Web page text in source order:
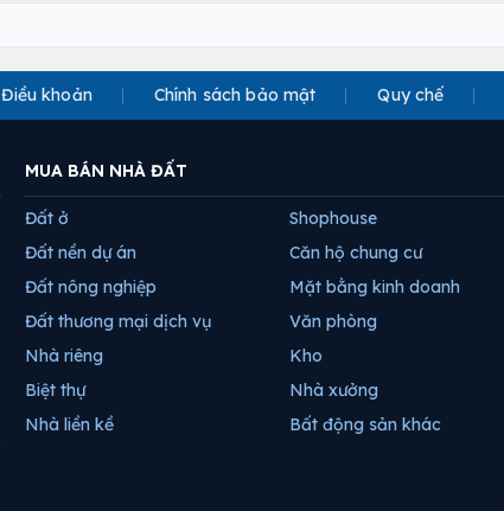
Điều khoản Chính sách bảo mật Quy chế
MUA BÁN NHÀ ĐẤT
Đất ở
Đất nền dự án
Đất nông nghiệp
Đất thương mại dịch vụ
Nhà riêng
Biệt thự
Nhà liền kề
Shophouse
Căn hộ chung cư
Mặt bằng kinh doanh
Văn phòng
Kho
Nhà xưởng
Bất động sản khác